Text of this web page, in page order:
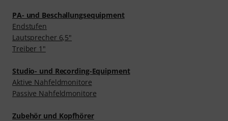
PA- und Beschallungsequipment
Endstufen
Lautsprecher 6,5"
Treiber 1"
Studio- und Recording-Equipment
Aktive Nahfeldmonitore
Passive Nahfeldmonitore
Zubehör und Kopfhörer